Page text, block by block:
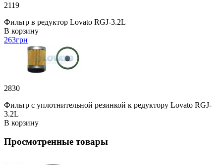
2119
Фильтр в редуктор Lovato RGJ-3.2L
В корзину
263грн
2830
Фильтр с уплотнительной резинкой к редуктору Lovato RGJ-
3.2L
В корзину
Просмотренные товары